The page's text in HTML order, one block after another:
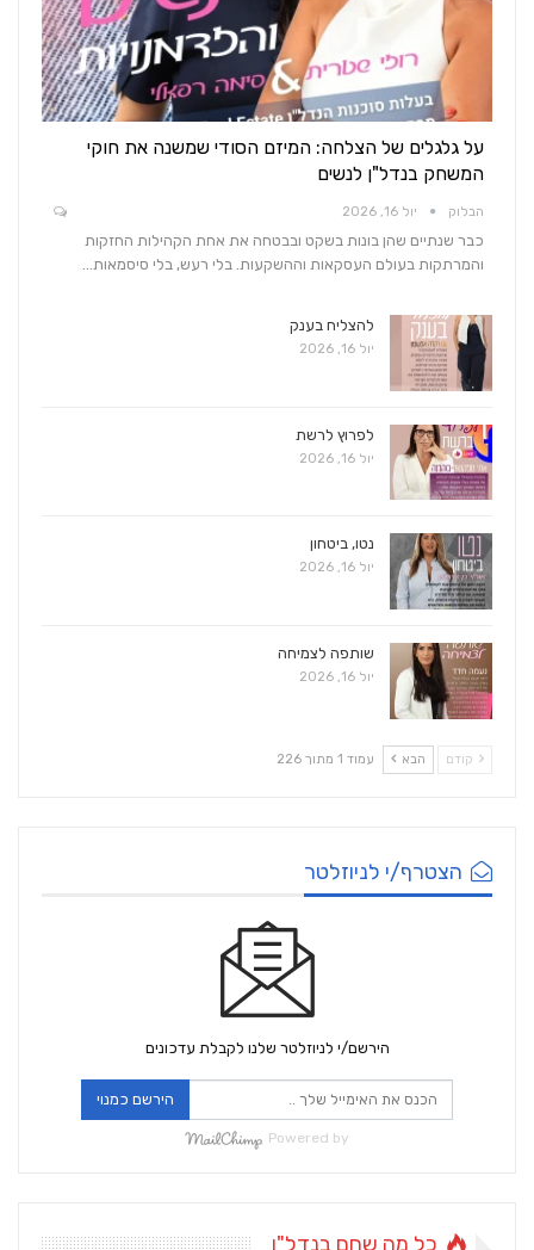
על גלגלים של הצלחה: המיזם הסודי שמשנה את חוקי
המשחק בנדל"ן לנשים
הבלוק יול 16, 2026
כבר שנתיים שהן בונות בשקט ובבטחה את אחת הקהילות החזקות
והמרתקות בעולם העסקאות וההשקעות. בלי רעש, בלי סיסמאות…
להצליח בענק
יול 16, 2026
לפרוץ לרשת
יול 16, 2026
נטו, ביטחון
יול 16, 2026
שותפה לצמיחה
יול 16, 2026
קודם הבא עמוד 1 מתוך 226
הצטרף/י לניוזלטר
הירשם/י לניוזלטר שלנו לקבלת עדכונים
הירשם כמנוי
Powered by
כל מה שחם בנדל"ן